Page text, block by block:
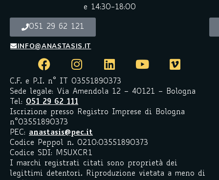
e 14:30-18:00
051 29 62 121
INFO@ANASTASIS.IT
C.F. e P.I. n° IT 03551890373
Sede legale: Via Amendola 12 – 40121 – Bologna
Tel: 051 29 62 111
Iscrizione presso Registro Imprese di Bologna
n°03551890373
PEC: anastasis@pec.it
Codice Peppol n. 0210:03551890373
Codice SDI: M5UXCR1
I marchi registrati citati sono proprietà dei
legittimi detentori. Riproduzione vietata a meno di